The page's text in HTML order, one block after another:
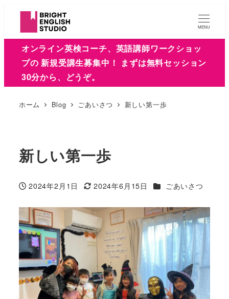
MENU
オンライン英検コーチ、英語講師ワークショッ
プの 新規受講生募集中！ まずは無料セッション
30分から、どうぞ。
ホーム Blog ごあいさつ 新しい第一歩
新しい第一歩
投稿日
2024年2月1日
更新日
2024年6月15日 カテゴリー
ごあいさつ